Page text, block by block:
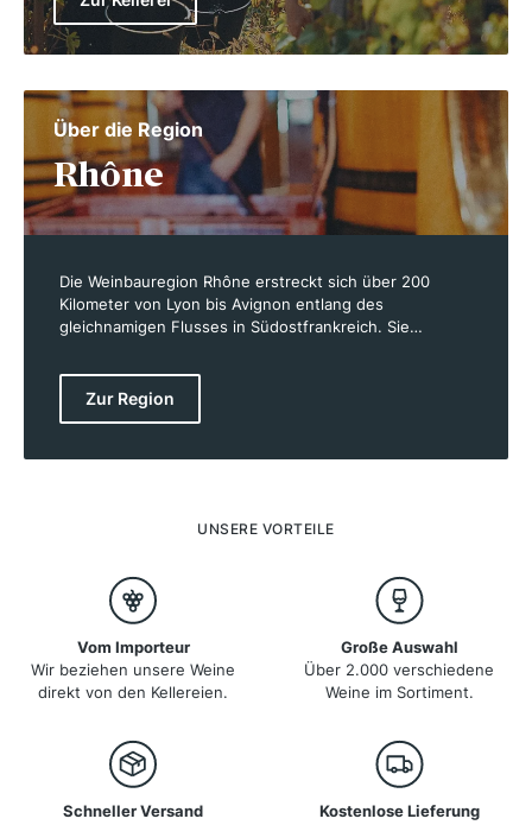
Über die Region
Rhône
Die Weinbauregion Rhône erstreckt sich über 200
Kilometer von Lyon bis Avignon entlang des
gleichnamigen Flusses in Südostfrankreich. Sie
Départements Ardèche, Drôme, Gard, Loire, Rhône und
Vaucluse verteilen. Die Region wird in zwei Abschnitte
mediterrane Bedingungen herrschen. Die Rhône ist
weltweit geschätzt. Zu den wichtigsten Rebsorten
Zur Region
UNSERE VORTEILE
Vom Importeur
Wir beziehen unsere Weine
direkt von den Kellereien.
Große Auswahl
Über 2.000 verschiedene
Weine im Sortiment.
Schneller Versand
Kostenlose Lieferung